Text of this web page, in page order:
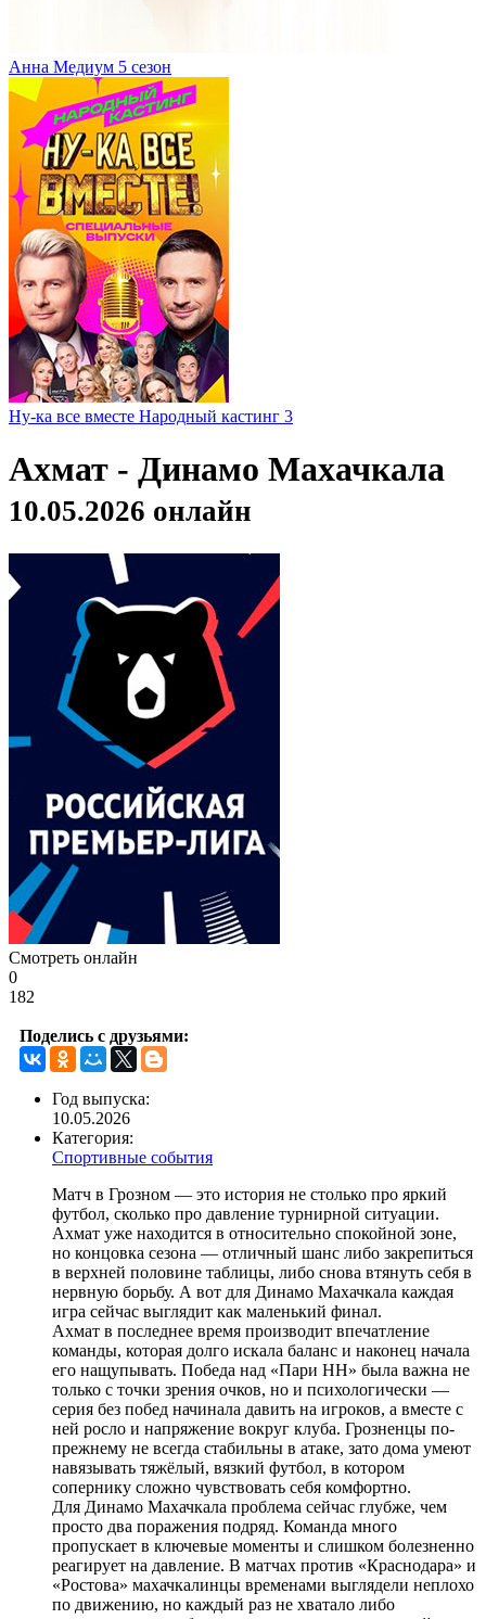
Анна Медиум 5 сезон
Ну-ка все вместе Народный кастинг 3
Ахмат - Динамо Махачкала
10.05.2026 онлайн
Смотреть онлайн
0
182
Поделись с друзьями:
Год выпуска:
10.05.2026
Категория:
Спортивные события
Матч в Грозном — это история не столько про яркий
футбол, сколько про давление турнирной ситуации.
Ахмат уже находится в относительно спокойной зоне,
но концовка сезона — отличный шанс либо закрепиться
в верхней половине таблицы, либо снова втянуть себя в
нервную борьбу. А вот для Динамо Махачкала каждая
игра сейчас выглядит как маленький финал.
Ахмат в последнее время производит впечатление
команды, которая долго искала баланс и наконец начала
его нащупывать. Победа над «Пари НН» была важна не
только с точки зрения очков, но и психологически —
серия без побед начинала давить на игроков, а вместе с
ней росло и напряжение вокруг клуба. Грозненцы по-
прежнему не всегда стабильны в атаке, зато дома умеют
навязывать тяжёлый, вязкий футбол, в котором
сопернику сложно чувствовать себя комфортно.
Для Динамо Махачкала проблема сейчас глубже, чем
просто два поражения подряд. Команда много
пропускает в ключевые моменты и слишком болезненно
реагирует на давление. В матчах против «Краснодара» и
«Ростова» махачкалинцы временами выглядели неплохо
по движению, но каждый раз не хватало либо